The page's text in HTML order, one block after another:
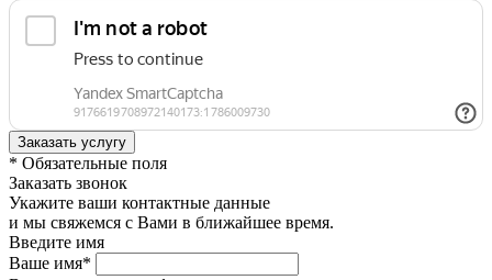
* Обязательные поля
Заказать звонок
Укажите ваши контактные данные
и мы свяжемся с Вами в ближайшее время.
Введите имя
Ваше имя*